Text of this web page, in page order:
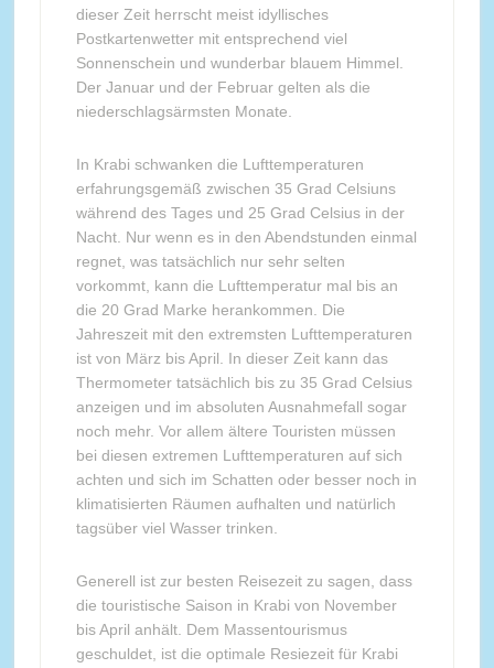
dieser Zeit herrscht meist idyllisches
Postkartenwetter mit entsprechend viel
Sonnenschein und wunderbar blauem Himmel.
Der Januar und der Februar gelten als die
niederschlagsärmsten Monate.
In Krabi schwanken die Lufttemperaturen
erfahrungsgemäß zwischen 35 Grad Celsiuns
während des Tages und 25 Grad Celsius in der
Nacht. Nur wenn es in den Abendstunden einmal
regnet, was tatsächlich nur sehr selten
vorkommt, kann die Lufttemperatur mal bis an
die 20 Grad Marke herankommen. Die
Jahreszeit mit den extremsten Lufttemperaturen
ist von März bis April. In dieser Zeit kann das
Thermometer tatsächlich bis zu 35 Grad Celsius
anzeigen und im absoluten Ausnahmefall sogar
noch mehr. Vor allem ältere Touristen müssen
bei diesen extremen Lufttemperaturen auf sich
achten und sich im Schatten oder besser noch in
klimatisierten Räumen aufhalten und natürlich
tagsüber viel Wasser trinken.
Generell ist zur besten Reisezeit zu sagen, dass
die touristische Saison in Krabi von November
bis April anhält. Dem Massentourismus
geschuldet, ist die optimale Resiezeit für Krabi